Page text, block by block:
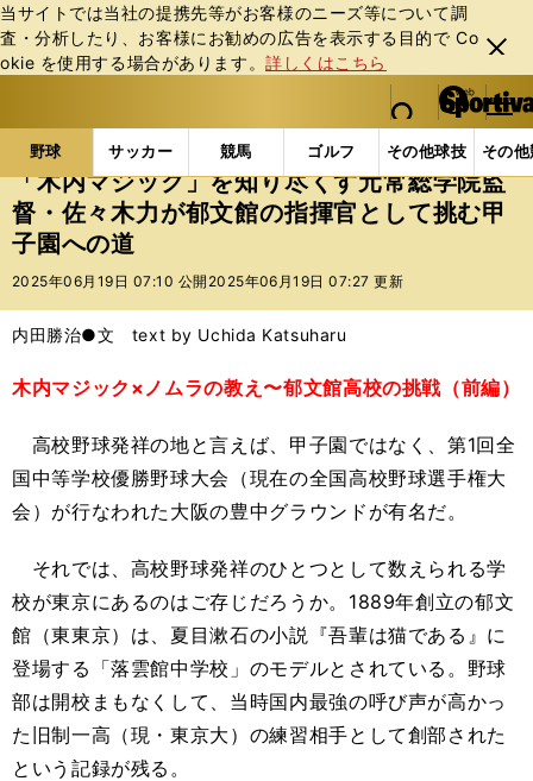
当サイトでは当社の提携先等がお客様のニーズ等について調
査・分析したり、お客様にお勧めの広告を表⽰する⽬的で Co
okie を使⽤する場合があります。詳しくはこちら
閉じ
る
web Sportiva (webスポルティーバ)
検索
マイペ
ー
ジ
メニュ
野球 サッカー 競馬 ゴルフ その他球技 その
b
ス
ポ
ル
テ
ー
バ
野球の記事一覧 高校野球他 「木内マジック」を知
「木内マジック」を知り尽くす元常総学院監
督・佐々木力が郁文館の指揮官として挑む甲
子園への道
2025年06月19日 07:10 公開 2025年06月19日 07:27 更新
内田勝治●文 text by Uchida Katsuharu
木内マジック×ノムラの教え〜郁文館高校の挑戦（前編）
高校野球発祥の地と言えば、甲子園ではなく、第1回全
国中等学校優勝野球大会（現在の全国高校野球選手権大
会）が行なわれた大阪の豊中グラウンドが有名だ。
それでは、高校野球発祥のひとつとして数えられる学
校が東京にあるのはご存じだろうか。1889年創立の郁文
館（東東京）は、夏目漱石の小説『吾輩は猫である』に
登場する「落雲館中学校」のモデルとされている。野球
部は開校まもなくして、当時国内最強の呼び声が高かっ
た旧制一高（現・東京大）の練習相手として創部された
という記録が残る。